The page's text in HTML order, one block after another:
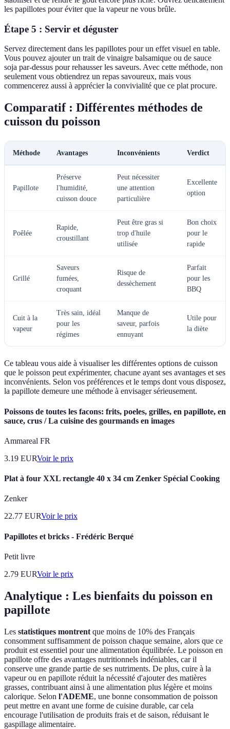
les papillotes pour éviter que la vapeur ne vous brûle.
Étape 5 : Servir et déguster
Servez directement dans les papillotes pour un effet visuel en table.
Vous pouvez ajouter un trait de vinaigre balsamique ou de sauce
soja par-dessus pour rehausser les saveurs. Avec cette méthode, non
seulement vous obtiendrez un repas savoureux, mais vous
commencerez aussi à apprécier la convivialité que ce plat procure.
Comparatif : Différentes méthodes de
cuisson du poisson
Méthode Avantages Inconvénients Verdict
Papillote
Préserve
l'humidité,
cuisson douce
Peut nécessiter
une attention
particulière
Excellente
option
Poêlée
Rapide,
croustillant
Peut être gras si
trop d'huile
utilisée
Bon choix
pour le
rapide
Grillé
Saveurs
fumées,
croquant
Risque de
dessèchement
Parfait
pour les
BBQ
Cuit à la
vapeur
Très sain, idéal
pour les
régimes
Manque de
saveur, parfois
ennuyant
Utile pour
la diète
Ce tableau vous aide à visualiser les différentes options de cuisson
que le poisson peut expérimenter, chacune ayant ses avantages et ses
inconvénients. Selon vos préférences et le temps dont vous disposez,
la papillote demeure une méthode à envisager sérieusement.
Poissons de toutes les facons: frits, poeles, grilles, en papillote, en
sauce, crus / La cuisine des gourmands en images
Ammareal FR
3.19 EURVoir le prix
Plat à four XXL rectangle 40 x 34 cm Zenker Spécial Cooking
Zenker
22.77 EURVoir le prix
Papillotes et bricks - Frédéric Berqué
Petit livre
2.79 EURVoir le prix
Analytique : Les bienfaits du poisson en
papillote
Les statistiques montrent que moins de 10% des Français
consomment suffisamment de poisson chaque semaine, alors que ce
produit est essentiel pour une alimentation équilibrée. Le poisson en
papillote offre des avantages nutritionnels indéniables, car il
conserve une grande partie de ses nutriments. De plus, cuire à la
vapeur ou en papillote réduit la nécessité d'ajouter des matières
grasses, contribuant ainsi à une alimentation plus légère et moins
calorique. Selon l'ADEME, une bonne consommation de poisson
peut mettre en avant une forme de cuisine durable, car cela
encourage l'utilisation de produits frais et de saison, réduisant le
gaspillage alimentaire.